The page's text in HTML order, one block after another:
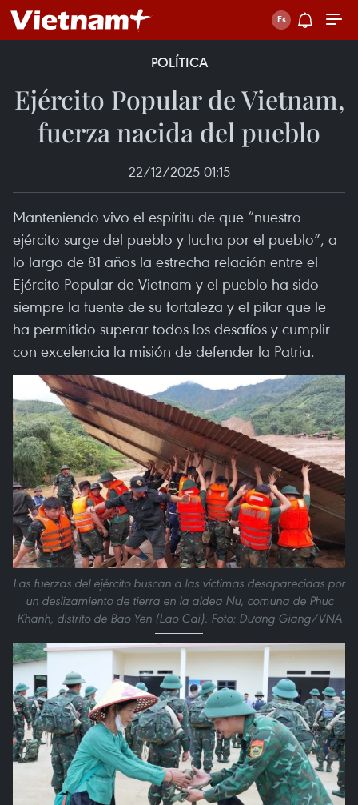
POLÍTICA
Ejército Popular de Vietnam,
fuerza nacida del pueblo
22/12/2025 01:15
Manteniendo vivo el espíritu de que “nuestro
ejército surge del pueblo y lucha por el pueblo”, a
lo largo de 81 años la estrecha relación entre el
Ejército Popular de Vietnam y el pueblo ha sido
siempre la fuente de su fortaleza y el pilar que le
ha permitido superar todos los desafíos y cumplir
con excelencia la misión de defender la Patria.
Las fuerzas del ejército buscan a las víctimas desaparecidas por
un deslizamiento de tierra en la aldea Nu, comuna de Phuc
Khanh, distrito de Bao Yen (Lao Cai). Foto: Dương Giang/VNA